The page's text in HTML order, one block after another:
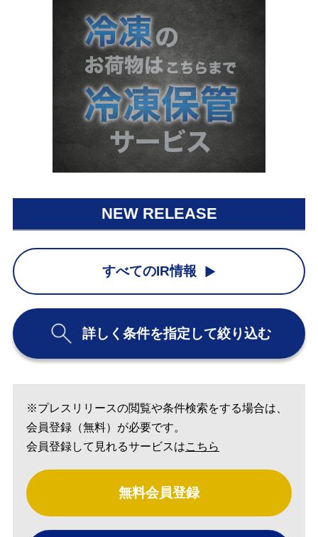
NEW RELEASE
すべてのIR情報
詳しく条件を指定して絞り込む
※プレスリリースの閲覧や条件検索をする場合は、
会員登録（無料）が必要です。
会員登録して見れるサービスはこちら
無料会員登録